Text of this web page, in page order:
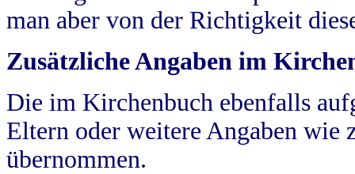
man aber von der Richtigkeit
Zusätzliche Angaben im
Die im Kirchenbuch ebenfalls
Eltern oder weitere Angaben wie
übernommen.